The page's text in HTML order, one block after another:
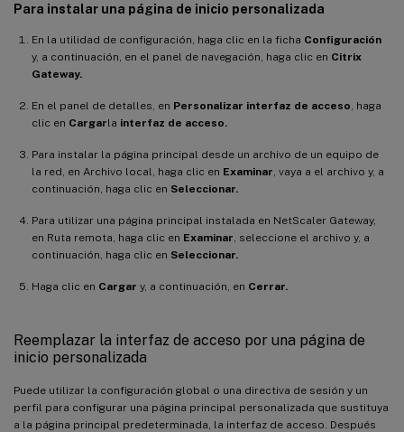
Para instalar una página de inicio personalizada
En la utilidad de configuración, haga clic en la ficha Configuración
y, a continuación, en el panel de navegación, haga clic en Citrix
Gateway.
En el panel de detalles, en Personalizar interfaz de acceso , haga
clic en Cargarla interfaz de acceso.
Para instalar la página principal desde un archivo de un equipo de
la red, en Archivo local, haga clic en Examinar , vaya a el archivo y, a
continuación, haga clic en Seleccionar.
Para utilizar una página principal instalada en NetScaler Gateway,
en Ruta remota, haga clic en Examinar , seleccione el archivo y, a
continuación, haga clic en Seleccionar.
Haga clic en Cargar y, a continuación, en Cerrar.
Reemplazar la interfaz de acceso por una página de
inicio personalizada
Puede utilizar la configuración global o una directiva de sesión y un
perfil para configurar una página principal personalizada que sustituya
a la página principal predeterminada, la interfaz de acceso. Después